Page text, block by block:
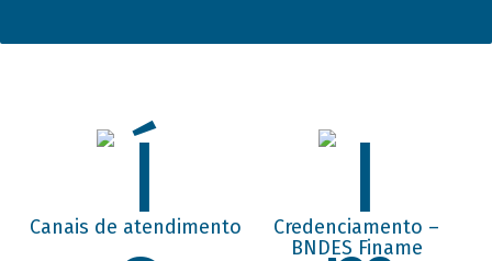
Canais de atendimento
Credenciamento –
BNDES Finame